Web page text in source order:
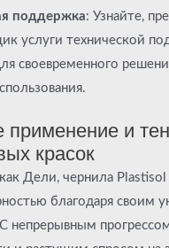
поддержка: Узнайте,
услуги технической
своевременного
применение и
красок
Дели, чернила
благодаря своим
непрерывным